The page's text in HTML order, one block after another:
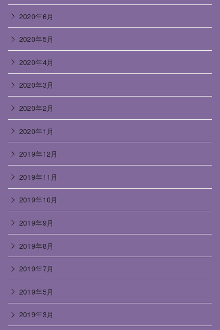
2020年6月
2020年5月
2020年4月
2020年3月
2020年2月
2020年1月
2019年12月
2019年11月
2019年10月
2019年9月
2019年8月
2019年7月
2019年5月
2019年3月